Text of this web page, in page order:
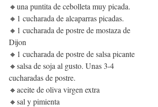
🔸una puntita de cebolleta muy picada.
🔸1 cucharada de alcaparras picadas.
🔸1 cucharada de postre de mostaza de
Dijon
🔸1 cucharada de postre de salsa picante
🔸salsa de soja al gusto. Unas 3-4
cucharadas de postre.
🔸aceite de oliva virgen extra
🔸sal y pimienta